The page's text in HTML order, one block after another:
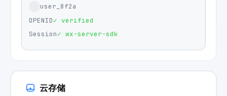
user_8f2a
OPENID✓ verified
Session✓ wx-server-sdk
云存储